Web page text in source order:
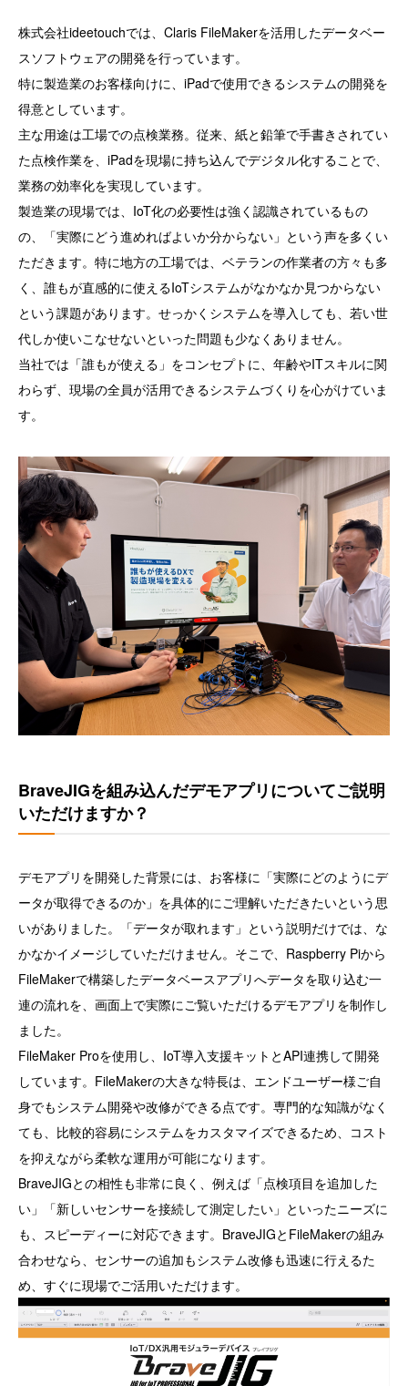
株式会社ideetouchでは、Claris FileMakerを活用したデータベー
スソフトウェアの開発を行っています。
特に製造業のお客様向けに、iPadで使用できるシステムの開発を
得意としています。
主な用途は工場での点検業務。従来、紙と鉛筆で手書きされてい
た点検作業を、iPadを現場に持ち込んでデジタル化することで、
業務の効率化を実現しています。
製造業の現場では、IoT化の必要性は強く認識されているもの
の、「実際にどう進めればよいか分からない」という声を多くい
ただきます。特に地方の工場では、ベテランの作業者の方々も多
く、誰もが直感的に使えるIoTシステムがなかなか見つからない
という課題があります。せっかくシステムを導入しても、若い世
代しか使いこなせないといった問題も少なくありません。
当社では「誰もが使える」をコンセプトに、年齢やITスキルに関
わらず、現場の全員が活用できるシステムづくりを心がけていま
す。
BraveJIGを組み込んだデモアプリについてご説明
いただけますか？
デモアプリを開発した背景には、お客様に「実際にどのようにデ
ータが取得できるのか」を具体的にご理解いただきたいという思
いがありました。「データが取れます」という説明だけでは、な
かなかイメージしていただけません。そこで、Raspberry Piから
FileMakerで構築したデータベースアプリへデータを取り込む一
連の流れを、画面上で実際にご覧いただけるデモアプリを制作し
ました。
FileMaker Proを使用し、IoT導入支援キットとAPI連携して開発
しています。FileMakerの大きな特長は、エンドユーザー様ご自
身でもシステム開発や改修ができる点です。専門的な知識がなく
ても、比較的容易にシステムをカスタマイズできるため、コスト
を抑えながら柔軟な運用が可能になります。
BraveJIGとの相性も非常に良く、例えば「点検項目を追加した
い」「新しいセンサーを接続して測定したい」といったニーズに
も、スピーディーに対応できます。BraveJIGとFileMakerの組み
合わせなら、センサーの追加もシステム改修も迅速に行えるた
め、すぐに現場でご活用いただけます。